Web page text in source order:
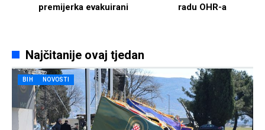
premijerka evakuirani
radu OHR-a
Najčitanije ovaj tjedan
BIH NOVOSTI